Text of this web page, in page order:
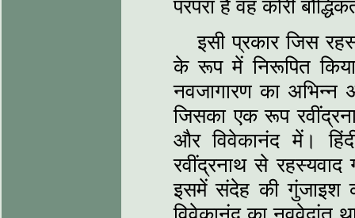
परंपरा है वह कोरी
इसी प्रकार जिस
के रूप में निरूपित
नवजागारण का
जिसका एक रूप
और विवेकानंद में।
रवींद्रनाथ से
इसमें संदेह की गुंजाइश